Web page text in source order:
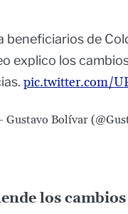
beneficiarios de
explico los
pic.twitter.com/
Gustavo Bolívar
los cambios